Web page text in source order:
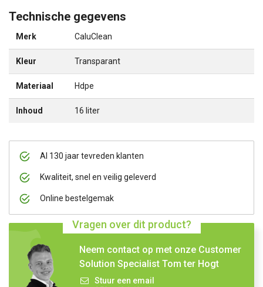
Al 130 jaar tevreden klanten
Kwaliteit, snel en veilig geleverd
Online bestelgemak
Vragen over dit product?
Neem contact op met onze Customer
Solution Specialist Tom ter Hogt
Stuur een email
Technische gegevens
Merk CaluClean
Kleur Transparant
Materiaal Hdpe
Inhoud 16 liter